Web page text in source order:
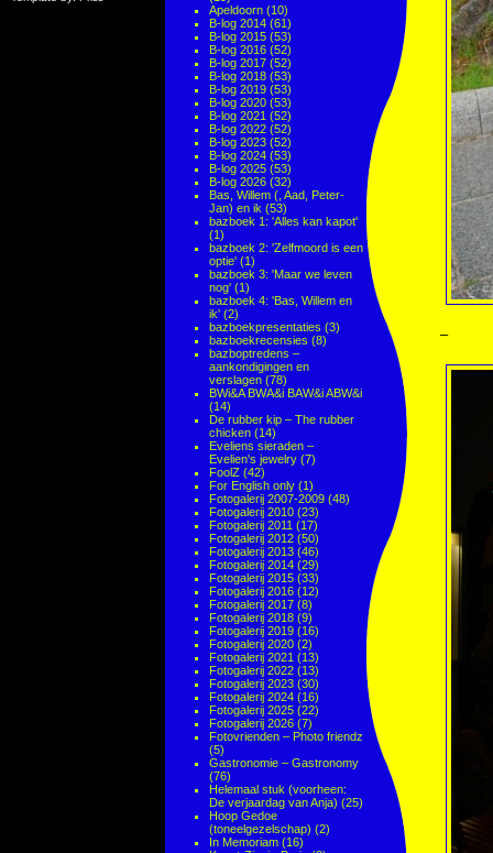
Apeldoorn (10)
B-log 2014 (61)
B-log 2015 (53)
B-log 2016 (52)
B-log 2017 (52)
B-log 2018 (53)
B-log 2019 (53)
B-log 2020 (53)
B-log 2021 (52)
B-log 2022 (52)
B-log 2023 (52)
B-log 2024 (53)
B-log 2025 (53)
B-log 2026 (32)
Bas, Willem (, Aad, Peter-
Jan) en ik (53)
bazboek 1: 'Alles kan kapot'
(1)
bazboek 2: 'Zelfmoord is een
optie' (1)
bazboek 3: 'Maar we leven
nog' (1)
bazboek 4: 'Bas, Willem en
ik' (2)
bazboekpresentaties (3)
bazboekrecensies (8)
bazboptredens –
aankondigingen en
verslagen (78)
BWi&A BWA&i BAW&i ABW&i
(14)
De rubber kip – The rubber
chicken (14)
Eveliens sieraden –
Evelien's jewelry (7)
FoolZ (42)
For English only (1)
Fotogalerij 2007-2009 (48)
Fotogalerij 2010 (23)
Fotogalerij 2011 (17)
Fotogalerij 2012 (50)
Fotogalerij 2013 (46)
Fotogalerij 2014 (29)
Fotogalerij 2015 (33)
Fotogalerij 2016 (12)
Fotogalerij 2017 (8)
Fotogalerij 2018 (9)
Fotogalerij 2019 (16)
Fotogalerij 2020 (2)
Fotogalerij 2021 (13)
Fotogalerij 2022 (13)
Fotogalerij 2023 (30)
Fotogalerij 2024 (16)
Fotogalerij 2025 (22)
Fotogalerij 2026 (7)
Fotovrienden – Photo friendz
(5)
Gastronomie – Gastronomy
(76)
Helemaal stuk (voorheen:
De verjaardag van Anja) (25)
Hoop Gedoe
(toneelgezelschap) (2)
In Memoriam (16)
–